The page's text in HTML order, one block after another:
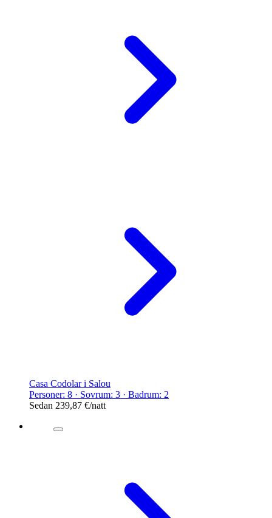
Casa Codolar i Salou
Personer: 8 · Sovrum: 3 · Badrum: 2
Sedan 239,87 €/natt